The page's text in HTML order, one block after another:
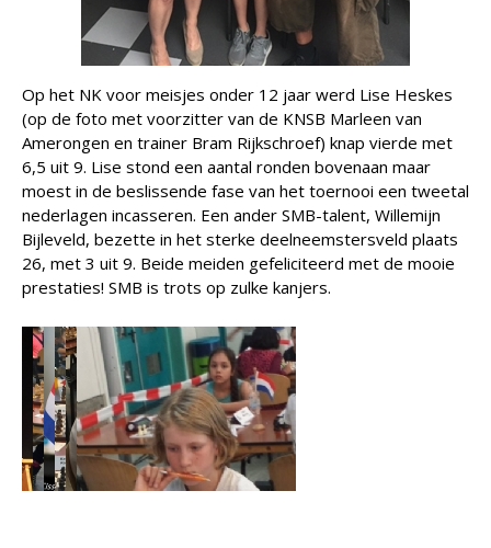
Op het NK voor meisjes onder 12 jaar werd Lise Heskes
(op de foto met voorzitter van de KNSB Marleen van
Amerongen en trainer Bram Rijkschroef) knap vierde met
6,5 uit 9. Lise stond een aantal ronden bovenaan maar
moest in de beslissende fase van het toernooi een tweetal
nederlagen incasseren. Een ander SMB-talent, Willemijn
Bijleveld, bezette in het sterke deelneemstersveld plaats
26, met 3 uit 9. Beide meiden gefeliciteerd met de mooie
prestaties! SMB is trots op zulke kanjers.